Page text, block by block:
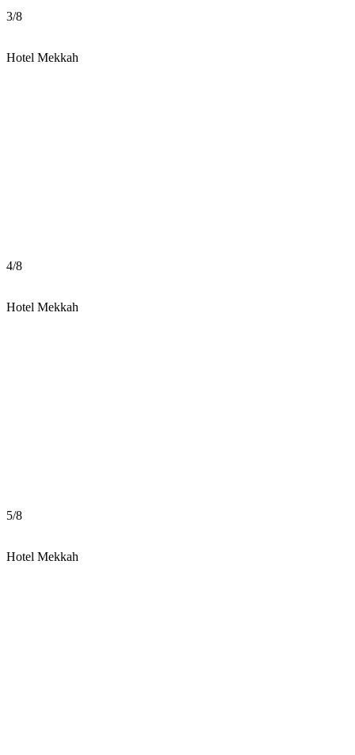
3/8
Hotel Mekkah
4/8
Hotel Mekkah
5/8
Hotel Mekkah